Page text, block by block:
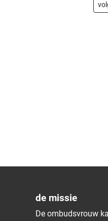
de missie
De ombudsvrouw